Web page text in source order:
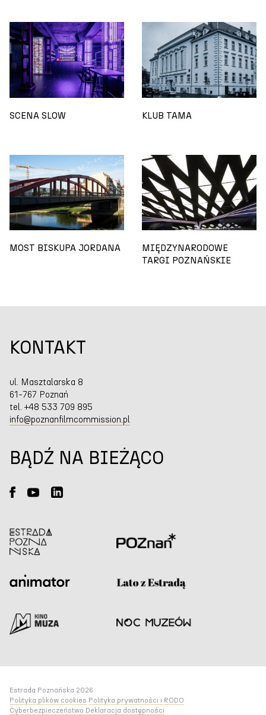
SCENA SLOW KLUB TAMA
MOST BISKUPA JORDANA
MIĘDZYNARODOWE
TARGI POZNAŃSKIE
KONTAKT
ul. Masztalarska 8
61-767 Poznań
tel. +48 533 709 895
info@poznanfilmcommission.pl
BĄDŹ NA BIEŻĄCO
Estrada Poznańska 2026
Polityka plików cookies Polityka prywatności i RODO
Cyberbezpieczeństwo Deklaracja dostępności